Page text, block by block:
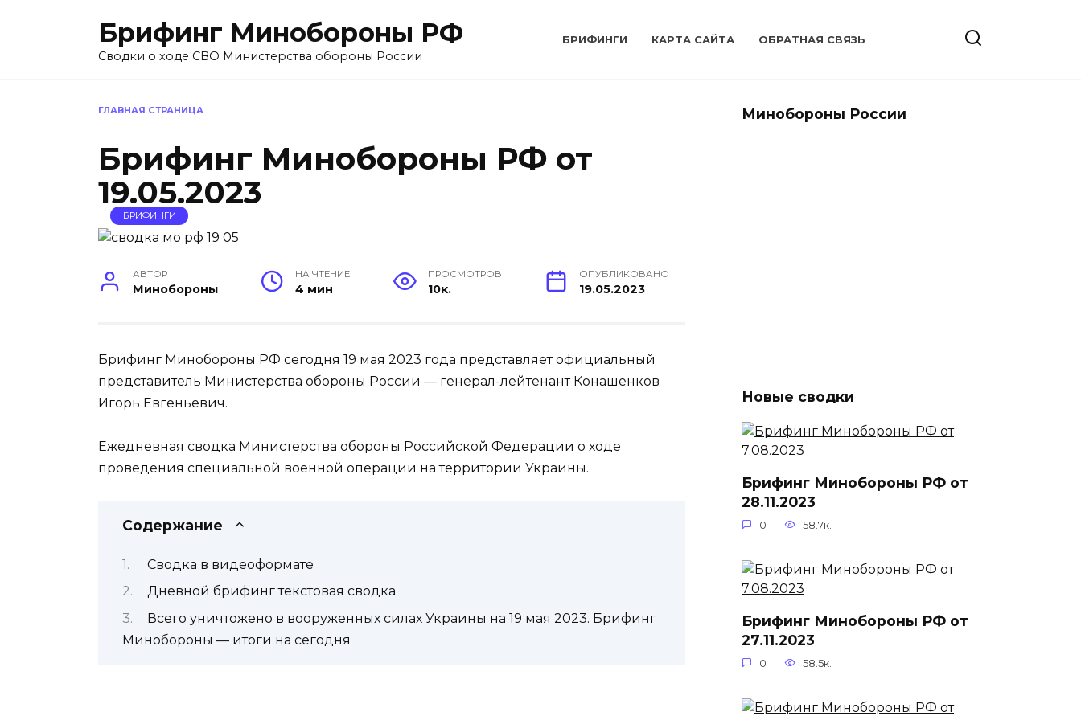
Брифинг Минобороны РФ
Сводки о ходе СВО Министерства обороны России
БРИФИНГИ КАРТА САЙТА ОБРАТНАЯ СВЯЗЬ
ГЛАВНАЯ СТРАНИЦА
Брифинг Минобороны РФ от
19.05.2023
БРИФИНГИ
АВТОР
Минобороны
НА ЧТЕНИЕ
4 мин
ПРОСМОТРОВ
10к.
ОПУБЛИКОВАНО
19.05.2023
Брифинг Минобороны РФ сегодня 19 мая 2023 года представляет официальный
представитель Министерства обороны России — генерал-лейтенант Конашенков
Игорь Евгеньевич.
Ежедневная сводка Министерства обороны Российской Федерации о ходе
проведения специальной военной операции на территории Украины.
Содержание
Сводка в видеоформате
Дневной брифинг текстовая сводка
Всего уничтожено в вооруженных силах Украины на 19 мая 2023. Брифинг
Минобороны — итоги на сегодня
Минобороны России
Новые сводки
Брифинг Минобороны РФ от
28.11.2023
0 58.7к.
Брифинг Минобороны РФ от
27.11.2023
0 58.5к.